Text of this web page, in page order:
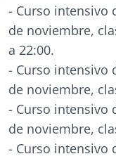
- Curso intensivo
de noviembre,
a 22:00.
- Curso intensivo
de noviembre,
- Curso intensivo
de noviembre,
- Curso intensivo